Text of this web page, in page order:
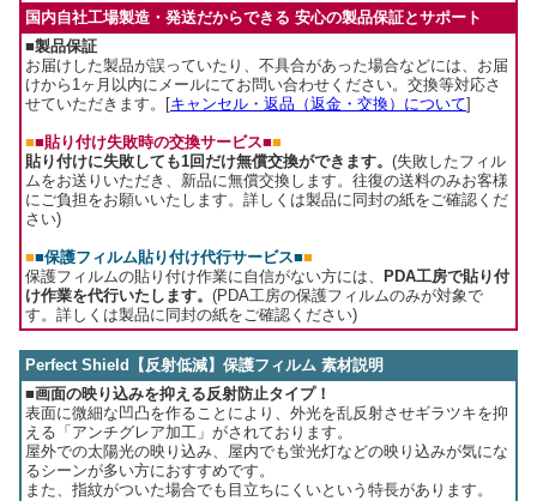
国内自社工場製造・発送だからできる 安心の製品保証とサポート
■製品保証
お届けした製品が誤っていたり、不具合があった場合などには、お届
けから1ヶ月以内にメールにてお問い合わせください。交換等対応さ
せていただきます。[キャンセル・返品（返金・交換）について]
■■貼り付け失敗時の交換サービス■■
貼り付けに失敗しても1回だけ無償交換ができます。 (失敗したフィル
ムをお送りいただき、新品に無償交換します。往復の送料のみお客様
にご負担をお願いいたします。詳しくは製品に同封の紙をご確認くだ
さい)
■■保護フィルム貼り付け代行サービス■■
保護フィルムの貼り付け作業に自信がない方には、
PDA工房で貼り付
け作業を代行いたします。 (PDA工房の保護フィルムのみが対象で
す。詳しくは製品に同封の紙をご確認ください)
Perfect Shield【反射低減】保護フィルム 素材説明
■画面の映り込みを抑える反射防止タイプ！
表面に微細な凹凸を作ることにより、外光を乱反射させギラツキを抑
える「アンチグレア加工」がされております。
屋外での太陽光の映り込み、屋内でも蛍光灯などの映り込みが気にな
るシーンが多い方におすすめです。
また、指紋がついた場合でも目立ちにくいという特長があります。